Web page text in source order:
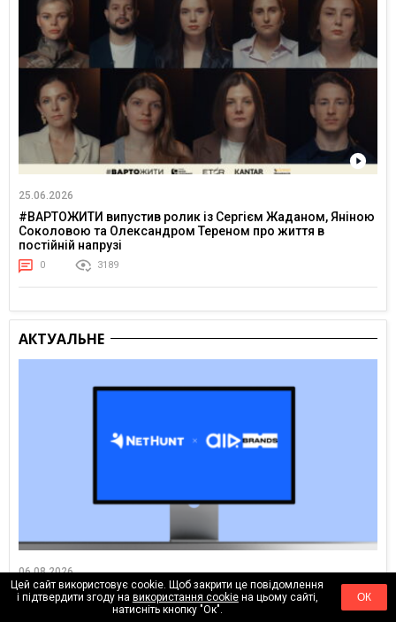
25.06.2026
#ВАРТОЖИТИ випустив ролик із Сергієм Жаданом, Яніною
Соколовою та Олександром Тереном про життя в
постійній напрузі
0 3189
АКТУАЛЬНЕ
06.08.2026
Як налаштувати процеси для агенції: досвід AIR Brands у
NetHunt CRM
Цей сайт використовує cookie. Щоб закрити це повідомлення
і підтвердити згоду на використання cookieна цьому сайті,
натисніть кнопку "Ок".
ОК